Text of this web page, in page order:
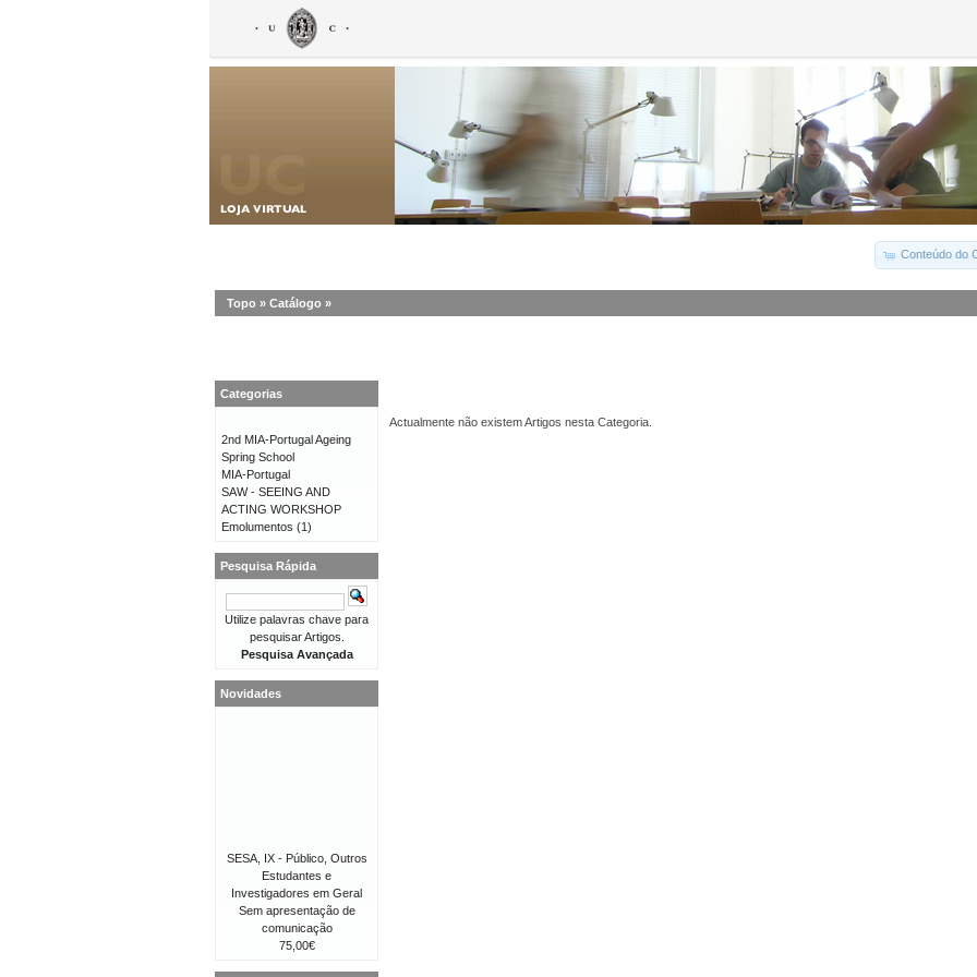
Conteúdo do
Topo » Catálogo »
Actualmente não existem Artigos nesta Categoria.
Categorias
2nd MIA-Portugal Ageing
Spring School
MIA-Portugal
SAW - SEEING AND
ACTING WORKSHOP
Emolumentos (1)
Pesquisa Rápida
Utilize palavras chave para
pesquisar Artigos.
Pesquisa Avançada
Novidades
SESA, IX - Público, Outros
Estudantes e
Investigadores em Geral
Sem apresentação de
comunicação
75,00€